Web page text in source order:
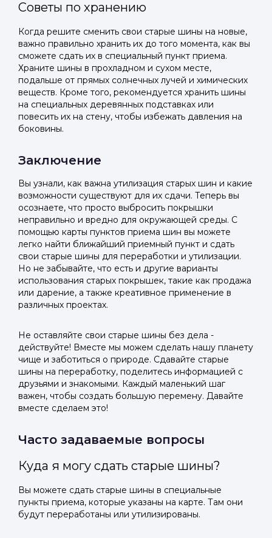
Советы по хранению
Когда решите сменить свои старые шины на новые,
важно правильно хранить их до того момента, как вы
сможете сдать их в специальный пункт приема.
Храните шины в прохладном и сухом месте,
подальше от прямых солнечных лучей и химических
веществ. Кроме того, рекомендуется хранить шины
на специальных деревянных подставках или
повесить их на стену, чтобы избежать давления на
боковины.
Заключение
Вы узнали, как важна утилизация старых шин и какие
возможности существуют для их сдачи. Теперь вы
осознаете, что просто выбросить покрышки
неправильно и вредно для окружающей среды. С
помощью карты пунктов приема шин вы можете
легко найти ближайший приемный пункт и сдать
свои старые шины для переработки и утилизации.
Но не забывайте, что есть и другие варианты
использования старых покрышек, такие как продажа
или дарение, а также креативное применение в
различных проектах.
Не оставляйте свои старые шины без дела -
действуйте! Вместе мы можем сделать нашу планету
чище и заботиться о природе. Сдавайте старые
шины на переработку, поделитесь информацией с
друзьями и знакомыми. Каждый маленький шаг
важен, чтобы создать большую перемену. Давайте
вместе сделаем это!
Часто задаваемые вопросы
Куда я могу сдать старые шины?
Вы можете сдать старые шины в специальные
пункты приема, которые указаны на карте. Там они
будут переработаны или утилизированы.